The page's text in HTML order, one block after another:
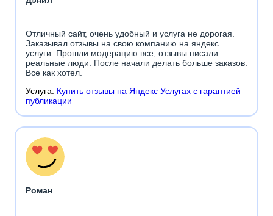
Отличный сайт, очень удобный и услуга не дорогая.
Заказывал отзывы на свою компанию на яндекс
услуги. Прошли модерацию все, отзывы писали
реальные люди. После начали делать больше заказов.
Все как хотел.
Услуга: Купить отзывы на Яндекс Услугах с гарантией
публикации
Роман